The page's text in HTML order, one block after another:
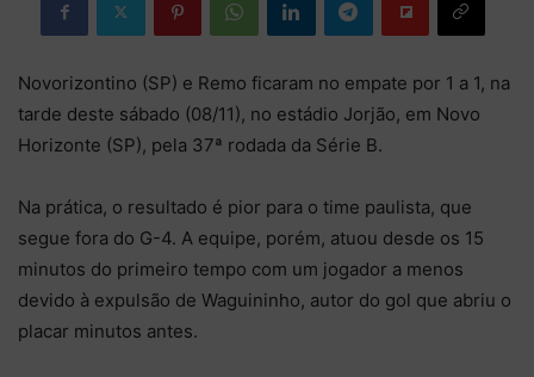
Novorizontino (SP) e Remo ficaram no empate por 1 a 1, na
tarde deste sábado (08/11), no estádio Jorjão, em Novo
Horizonte (SP), pela 37ª rodada da Série B.
Na prática, o resultado é pior para o time paulista, que
segue fora do G-4. A equipe, porém, atuou desde os 15
minutos do primeiro tempo com um jogador a menos
devido à expulsão de Waguininho, autor do gol que abriu o
placar minutos antes.